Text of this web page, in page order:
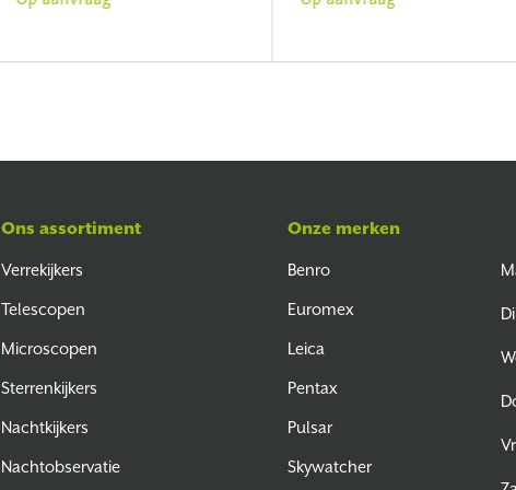
Ons assortiment
Verrekijkers
Telescopen
Microscopen
Sterrenkijkers
Nachtkijkers
Nachtobservatie
Onze merken
Benro
Euromex
Leica
Pentax
Pulsar
Skywatcher
Di
Vr